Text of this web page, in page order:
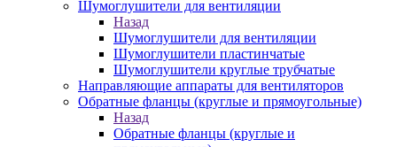
Шумоглушители для вентиляции
Назад
Шумоглушители для вентиляции
Шумоглушители пластинчатые
Шумоглушители круглые трубчатые
Направляющие аппараты для вентиляторов
Обратные фланцы (круглые и прямоугольные)
Назад
Обратные фланцы (круглые и